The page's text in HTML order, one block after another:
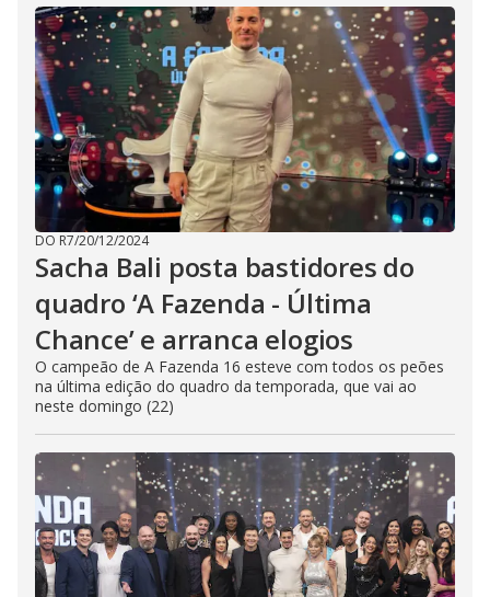
DO R7/20/12/2024
Sacha Bali posta bastidores do
quadro ‘A Fazenda - Última
Chance’ e arranca elogios
O campeão de A Fazenda 16 esteve com todos os peões
na última edição do quadro da temporada, que vai ao
neste domingo (22)